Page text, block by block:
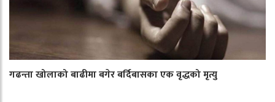
गढन्ता खोलाको बाढीमा बगेर बर्दिबासका एक वृद्धको मृत्यु